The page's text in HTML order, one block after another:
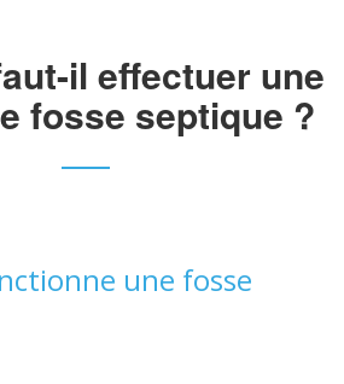
il effectuer une
fosse septique ?
une fosse